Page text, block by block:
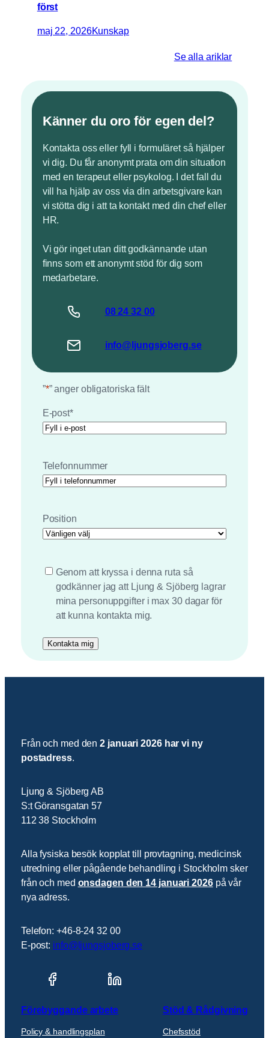
först
maj 22, 2026Kunskap
Se alla ariklar
Känner du oro för egen del?
Kontakta oss eller fyll i formuläret så hjälper
vi dig. Du får anonymt prata om din situation
med en terapeut eller psykolog. I det fall du
vill ha hjälp av oss via din arbetsgivare kan
vi stötta dig i att ta kontakt med din chef eller
HR.
Vi gör inget utan ditt godkännande utan
finns som ett anonymt stöd för dig som
medarbetare.
08 2432 00
info@ ljungsjoberg.se
”*” anger obligatoriska fält
E-post*
Telefonnummer
Position
*
Genom att kryssa i denna ruta så
godkänner jag att Ljung & Sjöberg lagrar
mina personuppgifter i max 30 dagar för
att kunna kontakta mig.
Från och med den2 januari 2026 har vi ny
postadress.
Ljung & Sjöberg AB
S:t Göransgatan 57
112 38 Stockholm
Alla fysiska besök kopplat till provtagning, medicinsk
utredning eller pågående behandling i Stockholm sker
från och med onsdagen den 14 januari 2026på vår
nya adress.
Telefon: +46-8-24 32 00
E-post: info@ljungsjoberg.se
Förebyggande arbete
Policy & handlingsplan
Stöd & Rådgivning
Chefsstöd